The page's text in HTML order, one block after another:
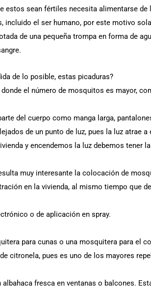
estos sean fértiles necesita alimentarse
incluido el ser humano, por este motivo
de una pequeña trompa en forma de
de lo posible, estas picaduras?
el número de mosquitos es mayor,
del cuerpo como manga larga,
de un punto de luz, pues la luz atrae
y encendemos la luz debemos tener
muy interesante la colocación de
en la vivienda, al mismo tiempo que
o de aplicación en spray.
para cunas o una mosquitera para el
citronela, pues es uno de los mayores
fresca en ventanas o balcones.